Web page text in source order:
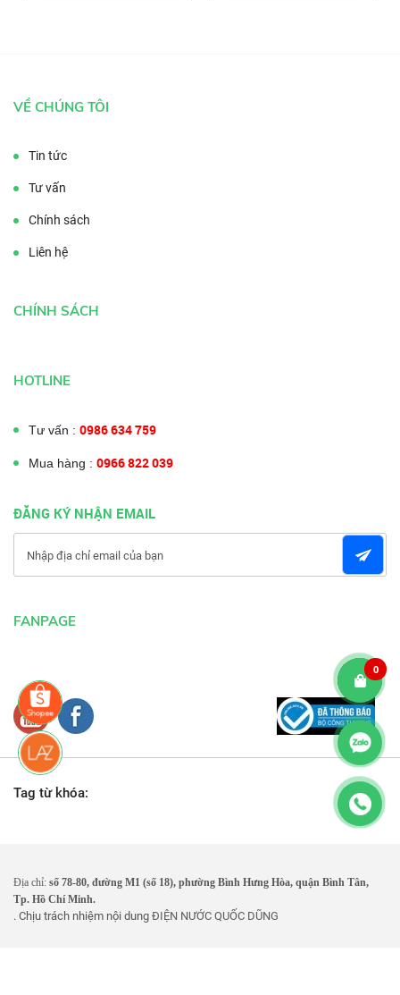
VỀ CHÚNG TÔI
Tin tức
Tư vấn
Chính sách
Liên hệ
CHÍNH SÁCH
HOTLINE
Tư vấn : 0986 634 759
Mua hàng : 0966 822 039
ĐĂNG KÝ NHẬN EMAIL
FANPAGE
Tag từ khóa:
Địa chỉ: số 78-80, đường M1 (số 18), phường Bình Hưng Hòa, quận Bình Tân,
Tp. Hồ Chí Minh.
. Chịu trách nhiệm nội dung ĐIỆN NƯỚC QUỐC DŨNG
0